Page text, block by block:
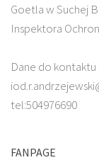
Goetla w Suchej
Inspektora
Dane do kontaktu :
tel:504976690
FANPAGE